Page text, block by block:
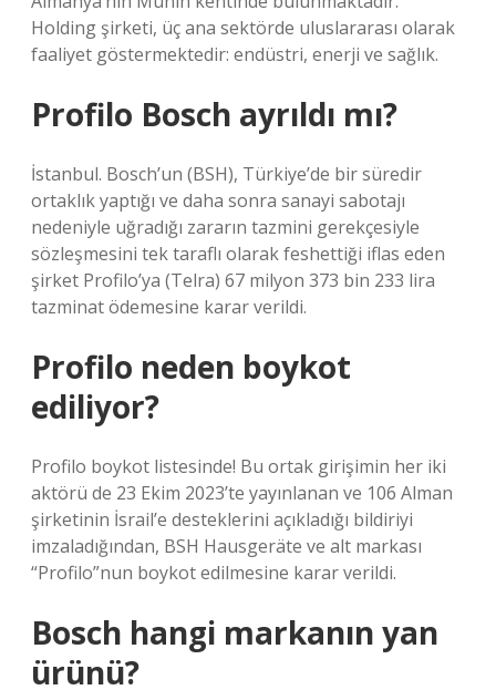
Holding şirketi, üç ana sektörde uluslararası olarak
faaliyet göstermektedir: endüstri, enerji ve sağlık.
Profilo Bosch ayrıldı mı?
İstanbul. Bosch’un (BSH), Türkiye’de bir süredir
ortaklık yaptığı ve daha sonra sanayi sabotajı
nedeniyle uğradığı zararın tazmini gerekçesiyle
sözleşmesini tek taraflı olarak feshettiği iflas eden
şirket Profilo’ya (Telra) 67 milyon 373 bin 233 lira
tazminat ödemesine karar verildi.
Profilo neden boykot
ediliyor?
Profilo boykot listesinde! Bu ortak girişimin her iki
aktörü de 23 Ekim 2023’te yayınlanan ve 106 Alman
şirketinin İsrail’e desteklerini açıkladığı bildiriyi
imzaladığından, BSH Hausgeräte ve alt markası
“Profilo”nun boykot edilmesine karar verildi.
Bosch hangi markanın yan
ürünü?